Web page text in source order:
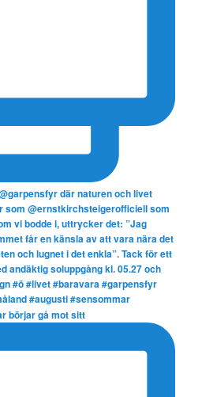
börjar gå mot sitt